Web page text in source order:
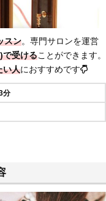
スン。専門サロンを運営
で受けることができます。
い人におすすめです
分